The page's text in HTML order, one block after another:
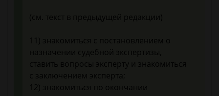
(см. текст в предыдущей редакции)
11) знакомиться с постановлением о
назначении судебной экспертизы,
ставить вопросы эксперту и знакомиться
с заключением эксперта;
12) знакомиться по окончании